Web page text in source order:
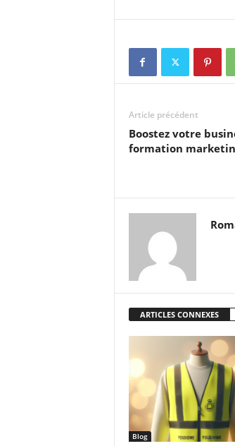
Article précédent
Boostez votre
formation
ARTICLES CONNEXES
Blog